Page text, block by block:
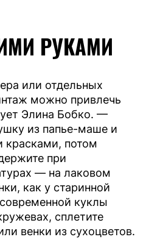
РУКАМИ
или отдельных
можно привлечь
Элина Бобко. —
из папье-маше и
красками, потом
при
— на лаковом
как у старинной
куклы
сплетите
венки из сухоцветов.